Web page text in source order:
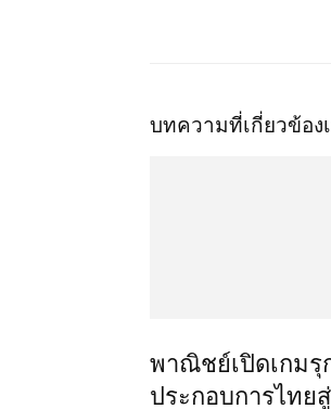
บทความที่เกี่ยวข้อง
พาณิชย์เปิดเกมรุ
ประกอบการไทย